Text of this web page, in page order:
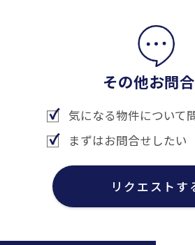
その他お問
気になる物件について
まずはお問合せしたい
リクエストす